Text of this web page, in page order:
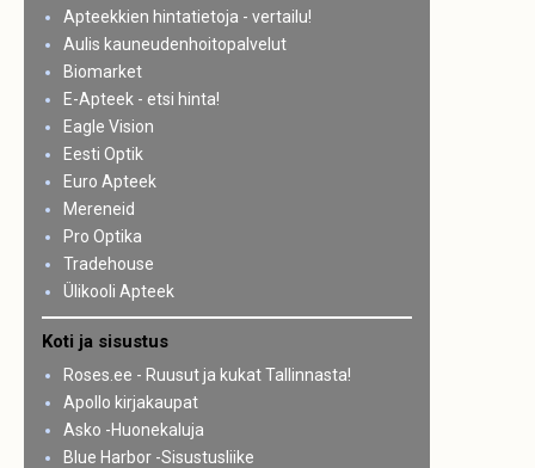
Apteekkien hintatietoja - vertailu!
Aulis kauneudenhoitopalvelut
Biomarket
E-Apteek - etsi hinta!
Eagle Vision
Eesti Optik
Euro Apteek
Mereneid
Pro Optika
Tradehouse
Ülikooli Apteek
Koti ja sisustus
Roses.ee - Ruusut ja kukat Tallinnasta!
Apollo kirjakaupat
Asko -Huonekaluja
Blue Harbor -Sisustusliike